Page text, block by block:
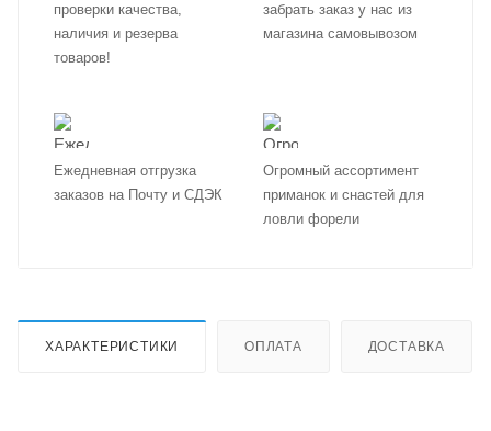
проверки качества,
наличия и резерва
товаров!
забрать заказ у нас из
магазина самовывозом
Ежедневная отгрузка
заказов на Почту и СДЭК
Огромный ассортимент
приманок и снастей для
ловли форели
ХАРАКТЕРИСТИКИ ОПЛАТА ДОСТАВКА